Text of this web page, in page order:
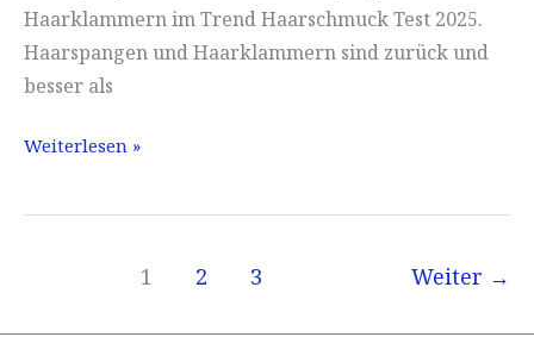
Haarklammern im Trend Haarschmuck Test 2025.
Haarspangen und Haarklammern sind zurück und
besser als
Hårspenner
Weiterlesen »
1 2 3 Weiter →